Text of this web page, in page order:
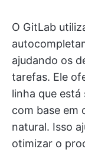
O GitLab
ajudando os
tarefas. Ele
linha que
com base em
natural. Isso
otimizar o